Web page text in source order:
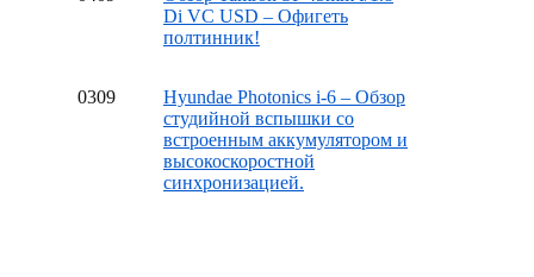
Di VC USD – Офигеть
полтинник!
0309
Hyundae Photonics i-6 – Обзор
студийной вспышки со
встроенным аккумулятором и
высокоскоростной
синхронизацией.